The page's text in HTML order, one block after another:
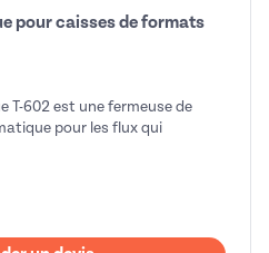
pour caisses de formats
T-602 est une fermeuse de
pour les flux qui